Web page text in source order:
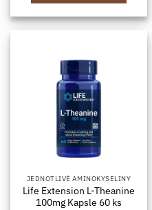
JEDNOTLIVÉ AMINOKYSELINY
Life Extension L-Theanine
100mg Kapsle 60 ks